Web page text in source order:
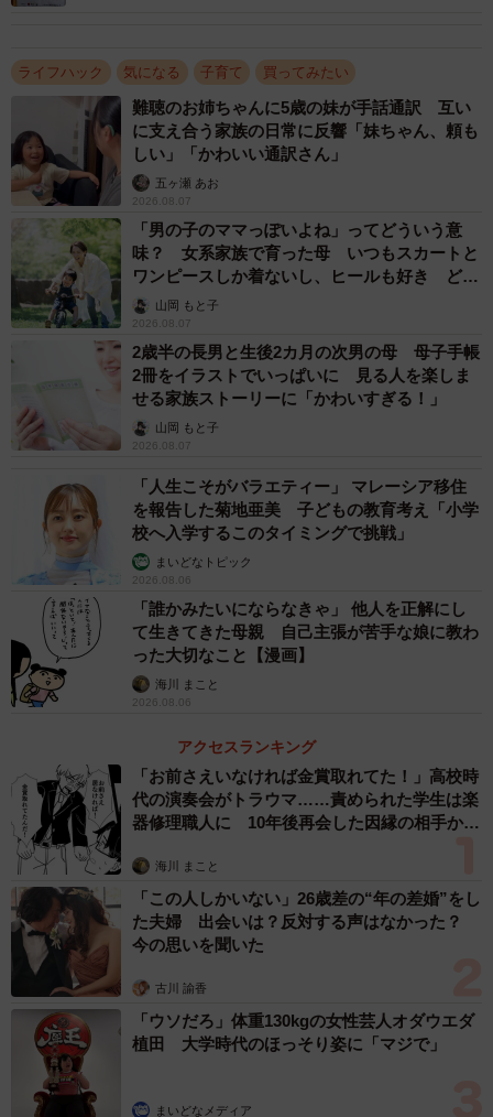
リプ欄には、
「よし！騒音規制を無くそう！世の中の赤さんを寝かせた
い！！」
「まじか…！友達の子で試してみよ…」
「すご！！！ほんなら赤ちゃん産んでくるわ」
などたくさんの反響があり、「いいね」は5.5万件にもなり
ました。
ライフハック 気になる 子育て 買ってみたい
難聴のお姉ちゃんに5歳の妹が手話通訳 互い
に支え合う家族の日常に反響「妹ちゃん、頼も
しい」「かわいい通訳さん」
五ヶ瀬 あお
2026.08.07
「男の子のママっぽいよね」ってどういう意
味？ 女系家族で育った母 いつもスカートと
ワンピースしか着ないし、ヒールも好き どの
へんが…
山岡 もと子
2026.08.07
2歳半の長男と生後2カ月の次男の母 母子手帳
2冊をイラストでいっぱいに 見る人を楽しま
せる家族ストーリーに「かわいすぎる！」
山岡 もと子
2026.08.07
「人生こそがバラエティー」 マレーシア移住
を報告した菊地亜美 子どもの教育考え「小学
校へ入学するこのタイミングで挑戦」
まいどなトピック
2026.08.06
「誰かみたいにならなきゃ」 他人を正解にし
て生きてきた母親 自己主張が苦手な娘に教わ
った大切なこと【漫画】
海川 まこと
2026.08.06
アクセスランキング
「お前さえいなければ金賞取れてた！」高校時
代の演奏会がトラウマ……責められた学生は楽
器修理職人に 10年後再会した因縁の相手から
海川 まこと
「この人しかいない」26歳差の“年の差婚”をし
た夫婦 出会いは？反対する声はなかった？
今の思いを聞いた
古川 諭香
「ウソだろ」体重130kgの女性芸人オダウエダ
植田 大学時代のほっそり姿に「マジで」
まいどなメディア